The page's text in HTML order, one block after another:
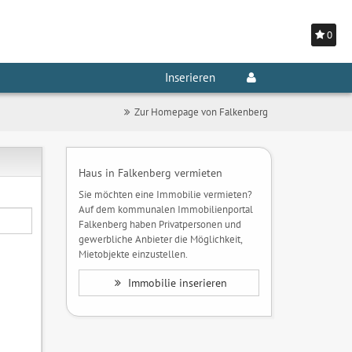
0
Inserieren
Zur Homepage von Falkenberg
Haus in Falkenberg vermieten
Sie möchten eine Immobilie vermieten?
Auf dem kommunalen Immobilienportal
Falkenberg haben Privatpersonen und
gewerbliche Anbieter die Möglichkeit,
Mietobjekte einzustellen.
Immobilie inserieren